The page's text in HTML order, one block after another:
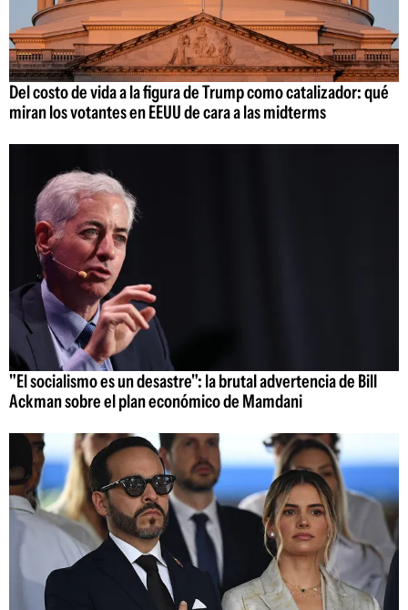
Del costo de vida a la figura de Trump como catalizador: qué
miran los votantes en EEUU de cara a las midterms
"El socialismo es un desastre": la brutal advertencia de Bill
Ackman sobre el plan económico de Mamdani